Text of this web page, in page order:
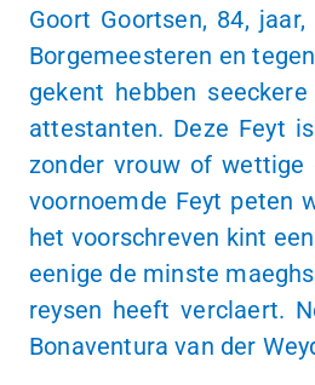
Goort Goortsen, 84,
Borgemeesteren en
gekent hebben
attestanten. Deze Feyt
zonder vrouw of wettige
voornoemde Feyt peten
het voorschreven kint
eenige de minste
reysen heeft verclaert.
Bonaventura van der